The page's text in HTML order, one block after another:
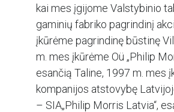
kai mes įgijome Valstybinio
gaminių fabriko pagrindinį
įkūrėme pagrindinę būstinę
m. mes įkūrėme Oü „Philip
esančią Taline, 1997 m. mes
kompanijos atstovybę
– SIA„Philip Morris Latvia“,